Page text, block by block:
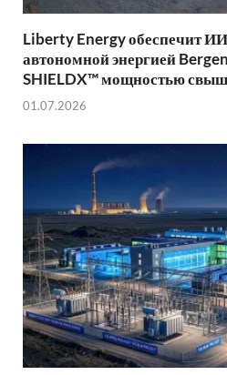
Liberty Energy обеспечит
автономной энергией
SHIELDX™ мощностью
01.07.2026